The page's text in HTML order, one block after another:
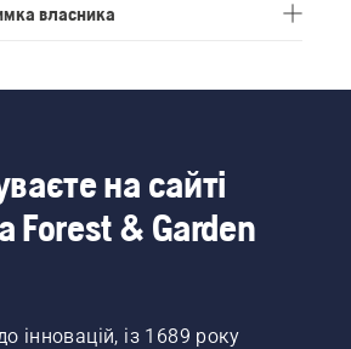
власника
на сайті
Forest & Garden
інновацій, із 1689 року